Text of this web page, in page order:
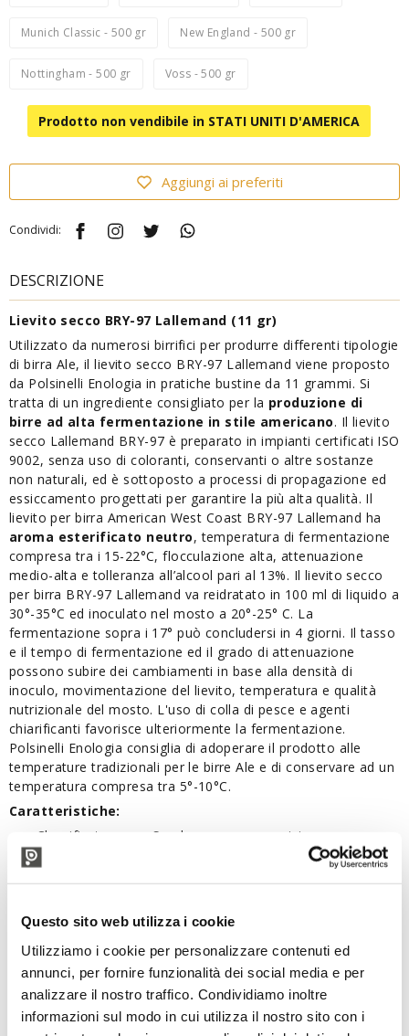
Questo sito web utilizza i cookie
Utilizziamo i cookie per personalizzare contenuti ed
annunci, per fornire funzionalità dei social media e per
analizzare il nostro traffico. Condividiamo inoltre
informazioni sul modo in cui utilizza il nostro sito con i
Munich Classic - 500 gr New England - 500 gr
Nottingham - 500 gr Voss - 500 gr
Prodotto non vendibile in STATI UNITI D'AMERICA
Aggiungi ai preferiti
Condividi:
DESCRIZIONE
Lievito secco BRY-97 Lallemand (11 gr)
Utilizzato da numerosi birrifici per produrre differenti tipologie
di birra Ale, il lievito secco BRY-97 Lallemand viene proposto
da Polsinelli Enologia in pratiche bustine da 11 grammi. Si
tratta di un ingrediente consigliato per la produzione di
birre ad alta fermentazione in stile americano. Il lievito
secco Lallemand BRY-97 è preparato in impianti certificati ISO
9002, senza uso di coloranti, conservanti o altre sostanze
non naturali, ed è sottoposto a processi di propagazione ed
essiccamento progettati per garantire la più alta qualità. Il
lievito per birra American West Coast BRY-97 Lallemand ha
aroma esterificato neutro, temperatura di fermentazione
compresa tra i 15-22°C, flocculazione alta, attenuazione
medio-alta e tolleranza all’alcool pari al 13%. Il lievito secco
per birra BRY-97 Lallemand va reidratato in 100 ml di liquido a
30°-35°C ed inoculato nel mosto a 20°-25° C. La
fermentazione sopra i 17° può concludersi in 4 giorni. Il tasso
e il tempo di fermentazione ed il grado di attenuazione
possono subire dei cambiamenti in base alla densità di
inoculo, movimentazione del lievito, temperatura e qualità
nutrizionale del mosto. L'uso di colla di pesce e agenti
chiarificanti favorisce ulteriormente la fermentazione.
Polsinelli Enologia consiglia di adoperare il prodotto alle
temperature tradizionali per le birre Ale e di conservare ad un
temperatura compresa tra 5°-10°C.
Caratteristiche:
Classificato come Saccharomyces cerevisiae
Aroma: esterificato, neutro
Fermentazione: Alta. Fermentazione veloce e vigorosa,
Utilizzo: birre Ale
Temperatura di fermentazione: 15-22°C
Flocculazione: Alta
Attenuazione: Medio-Alta
Tolleranza all’alcool: 13%
Tasso di inoculo: 50-100g/Hl per raggiungere un minimo